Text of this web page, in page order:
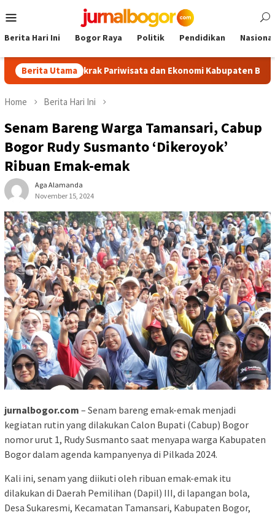
to
Menu
Berita Hari Ini Bogor Raya Politik Pendidikan Nasional
Berita Utama
Dongkrak Pariwisata dan Ekonomi Kabupaten Bogor
Home Berita Hari Ini
Senam Bareng Warga Tamansari, Cabup
Bogor Rudy Susmanto ‘Dikeroyok’
Ribuan Emak-emak
Aga Alamanda
November 15, 2024
jurnalbogor.com – Senam bareng emak-emak menjadi
kegiatan rutin yang dilakukan Calon Bupati (Cabup) Bogor
nomor urut 1, Rudy Susmanto saat menyapa warga Kabupaten
Bogor dalam agenda kampanyenya di Pilkada 2024.
Kali ini, senam yang diikuti oleh ribuan emak-emak itu
dilakukan di Daerah Pemilihan (Dapil) III, di lapangan bola,
Desa Sukaresmi, Kecamatan Tamansari, Kabupaten Bogor,